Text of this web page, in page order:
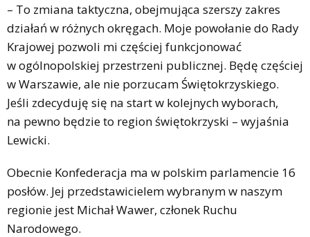
– To zmiana taktyczna, obejmująca szerszy zakres
działań w różnych okręgach. Moje powołanie do Rady
Krajowej pozwoli mi częściej funkcjonować
w ogólnopolskiej przestrzeni publicznej. Będę częściej
w Warszawie, ale nie porzucam Świętokrzyskiego.
Jeśli zdecyduję się na start w kolejnych wyborach,
na pewno będzie to region świętokrzyski – wyjaśnia
Lewicki.
Obecnie Konfederacja ma w polskim parlamencie 16
posłów. Jej przedstawicielem wybranym w naszym
regionie jest Michał Wawer, członek Ruchu
Narodowego.